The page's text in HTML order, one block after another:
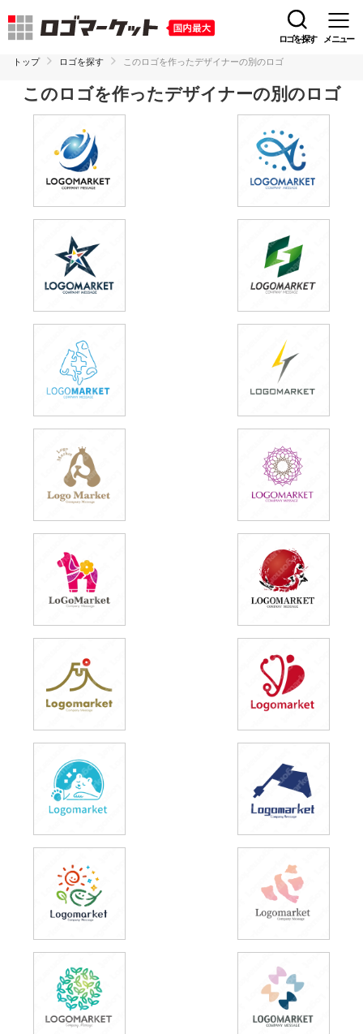
ロゴを探す メニュー
トップ ロゴを探す このロゴを作ったデザイナーの別のロゴ
このロゴを作ったデザイナーの別のロゴ